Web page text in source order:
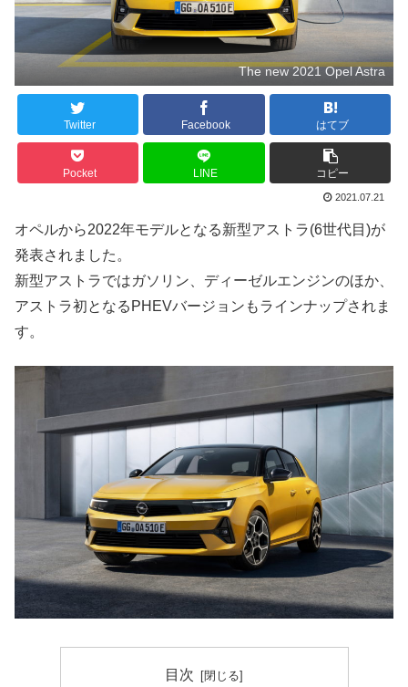
The new 2021 Opel Astra
Twitter Facebook はてブ
Pocket LINE コピー
2021.07.21
オペルから2022年モデルとなる新型アストラ(6世代目)が
発表されました。
新型アストラではガソリン、ディーゼルエンジンのほか、
アストラ初となるPHEVバージョンもラインナップされま
す。
目次